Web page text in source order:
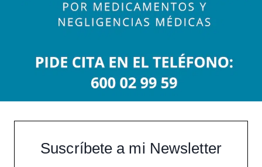
Suscríbete a mi Newsletter